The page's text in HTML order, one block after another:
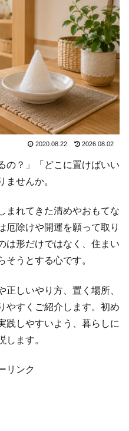
2020.08.22 2026.08.02
の？」「どこに置けばいい
ませんか。
まれてきた清めやおもてな
厄除けや開運を願って取り
は形だけではなく、住まい
そうとする心です。
正しいやり方、置く場所、
やすくご紹介します。初め
践しやすいよう、暮らしに
します。
リンク